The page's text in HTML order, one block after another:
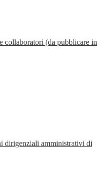
collaboratori (da pubblicare in
dirigenziali amministrativi di